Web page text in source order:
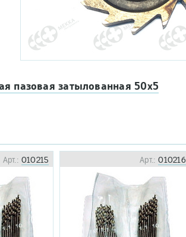
пазовая затылованная 50х5
Арт.:010215 Арт.:010216